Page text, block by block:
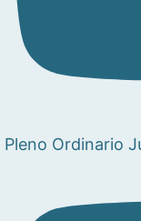
Pleno Ordinario